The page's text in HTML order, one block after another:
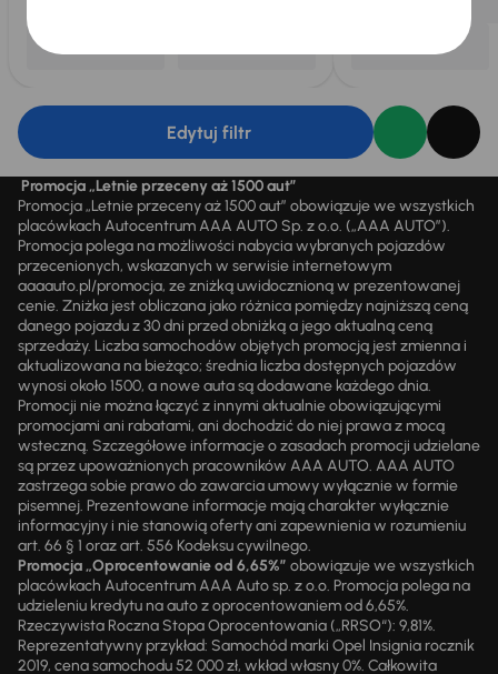
Edytuj filtr
Promocja „Letnie przeceny aż 1500 aut”
Promocja „Letnie przeceny aż 1500 aut” obowiązuje we wszystkich
placówkach Autocentrum AAA AUTO Sp. z o.o. („AAA AUTO”).
Promocja polega na możliwości nabycia wybranych pojazdów
przecenionych, wskazanych w serwisie internetowym
aaaauto.pl/promocja, ze zniżką uwidocznioną w prezentowanej
cenie. Zniżka jest obliczana jako różnica pomiędzy najniższą ceną
danego pojazdu z 30 dni przed obniżką a jego aktualną ceną
sprzedaży. Liczba samochodów objętych promocją jest zmienna i
aktualizowana na bieżąco; średnia liczba dostępnych pojazdów
wynosi około 1500, a nowe auta są dodawane każdego dnia.
Promocji nie można łączyć z innymi aktualnie obowiązującymi
promocjami ani rabatami, ani dochodzić do niej prawa z mocą
wsteczną. Szczegółowe informacje o zasadach promocji udzielane
są przez upoważnionych pracowników AAA AUTO. AAA AUTO
zastrzega sobie prawo do zawarcia umowy wyłącznie w formie
pisemnej. Prezentowane informacje mają charakter wyłącznie
informacyjny i nie stanowią oferty ani zapewnienia w rozumieniu
art. 66 § 1 oraz art. 556 Kodeksu cywilnego.
Promocja „Oprocentowanie od 6,65%” obowiązuje we wszystkich
placówkach Autocentrum AAA Auto sp. z o.o. Promocja polega na
udzieleniu kredytu na auto z oprocentowaniem od 6,65%.
Rzeczywista Roczna Stopa Oprocentowania („RRSO“): 9,81%.
Reprezentatywny przykład: Samochód marki Opel Insignia rocznik
2019, cena samochodu 52 000 zł, wkład własny 0%. Całkowita